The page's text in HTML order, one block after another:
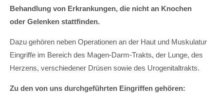
Behandlung von Erkrankungen, die nicht an Knochen
oder Gelenken stattfinden.
Dazu gehören neben Operationen an der Haut und Muskulatur
Eingriffe im Bereich des Magen-Darm-Trakts, der Lunge, des
Herzens, verschiedener Drüsen sowie des Urogenitaltrakts.
Zu den von uns durchgeführten Eingriffen gehören: